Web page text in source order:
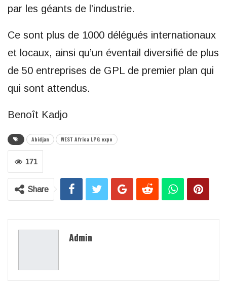
par les géants de l’industrie.
Ce sont plus de 1000 délégués internationaux
et locaux, ainsi qu’un éventail diversifié de plus
de 50 entreprises de GPL de premier plan qui
qui sont attendus.
Benoît Kadjo
Abidjan WEST Africa LPG expo
171
Share
Admin